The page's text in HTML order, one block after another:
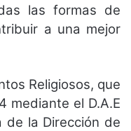
las formas de
a una mejor
Religiosos, que
mediante el D.A.E
de la Dirección de